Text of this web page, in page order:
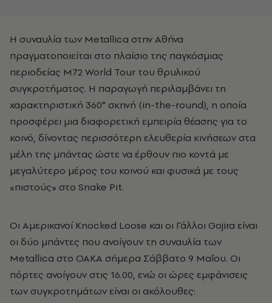
Η συναυλία των Metallica στην Αθήνα
πραγματοποιείται στο πλαίσιο της παγκόσμιας
περιοδείας M72 World Tour του θρυλικού
συγκροτήματος. Η παραγωγή περιλαμβάνει τη
χαρακτηριστική 360° σκηνή (in-the-round), η οποία
προσφέρει μια διαφορετική εμπειρία θέασης για το
κοινό, δίνοντας περισσότερη ελευθερία κινήσεων στα
μέλη της μπάντας ώστε να έρθουν πιο κοντά με
μεγαλύτερο μέρος του κοινού και φυσικά με τους
«πιστούς» στο Snake Pit.
Οι Αμερικανοί Knocked Loose και οι Γάλλοι Gojira είναι
οι δύο μπάντες που ανοίγουν τη συναυλία των
Metallica στο ΟΑΚΑ σήμερα Σάββατο 9 Μαΐου. Οι
πόρτες ανοίγουν στις 16.00, ενώ οι ώρες εμφάνισεις
των συγκροτημάτων είναι οι ακόλουθες: